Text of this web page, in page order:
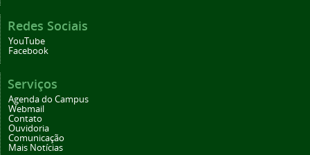
Redes Sociais
YouTube
Facebook
Serviços
Agenda do Campus
Webmail
Contato
Ouvidoria
Comunicação
Mais Notícias